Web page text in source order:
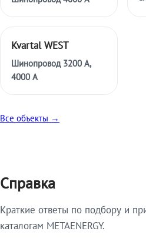
Kvartal WEST
Шинопровод 3200 А,
4000 А
Все объекты →
Справка
Краткие ответы по подбору и
каталогам METAENERGY.